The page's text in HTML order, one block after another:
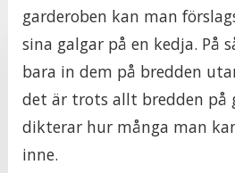
garderoben kan man
sina galgar på en kedja. På
bara in dem på bredden
det är trots allt bredden på
dikterar hur många man
inne.